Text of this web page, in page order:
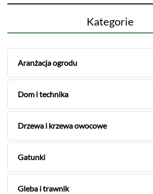
Kategorie
Aranżacja ogrodu
Dom i technika
Drzewa i krzewa owocowe
Gatunki
Gleba i trawnik